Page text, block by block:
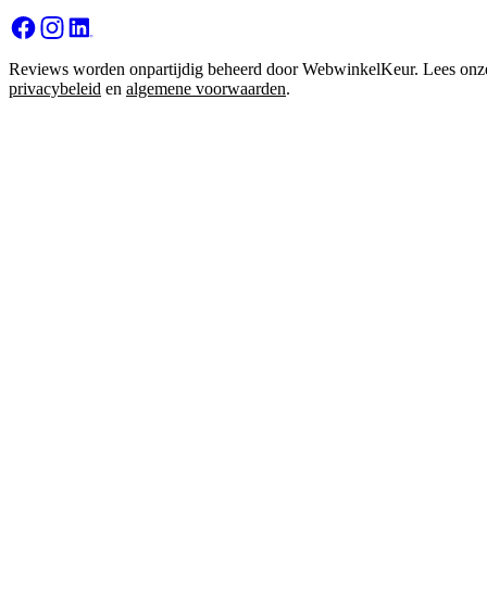
Reviews worden onpartijdig beheerd door WebwinkelKeur. Lees
privacybeleid en algemene voorwaarden.